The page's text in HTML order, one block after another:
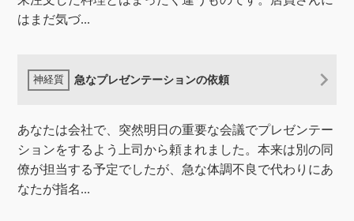
はまだ気づ...
急なプレゼンテーションの依頼
あなたは会社で、突然明日の重要な会議でプレゼンテー
ションをするよう上司から頼まれました。本来は別の同
僚が担当する予定でしたが、急な体調不良で代わりにあ
なたが指名...